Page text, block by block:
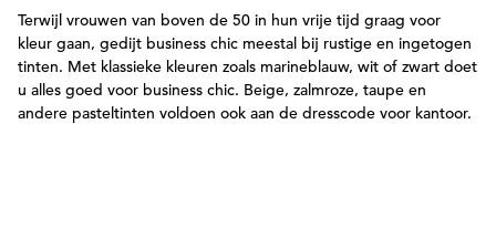
Terwijl vrouwen van boven de 50 in hun vrije tijd graag voor
kleur gaan, gedijt business chic meestal bij rustige en ingetogen
tinten. Met klassieke kleuren zoals marineblauw, wit of zwart doet
u alles goed voor business chic. Beige, zalmroze, taupe en
andere pasteltinten voldoen ook aan de dresscode voor kantoor.